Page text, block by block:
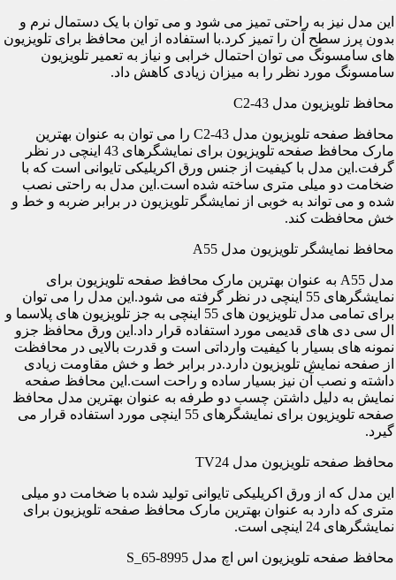
این مدل نیز به راحتی تمیز می شود و می توان با یک دستمال نرم و
بدون پرز سطح آن را تمیز کرد.با استفاده از این محافظ برای تلویزیون
های سامسونگ می توان احتمال خرابی و نیاز به تعمیر تلویزیون
سامسونگ مورد نظر را به میزان زیادی کاهش داد.
محافظ تلویزیون مدل C2-43
محافظ صفحه تلویزیون مدل C2-43 را می توان به عنوان بهترین
مارک محافظ صفحه تلویزیون برای نمایشگرهای 43 اینچی در نظر
گرفت.این مدل با کیفیت از جنس ورق اکریلیکی تایوانی است که با
ضخامت دو میلی متری ساخته شده است.این مدل به راحتی نصب
شده و می تواند به خوبی از نمایشگر تلویزیون در برابر ضربه و خط و
خش محافظت کند.
محافظ نمایشگر تلویزیون مدل A55
مدل A55 به عنوان بهترین مارک محافظ صفحه تلویزیون برای
نمایشگرهای 55 اینچی در نظر گرفته می شود.این مدل را می توان
برای تمامی مدل تلویزیون های 55 اینچی به جز تلویزیون های پلاسما و
ال سی دی های قدیمی مورد استفاده قرار داد.این ورق محافظ جزو
نمونه های بسیار با کیفیت وارداتی است و قدرت بالایی در محافظت
از صفحه نمایش تلویزیون دارد.در برابر خط و خش مقاومت زیادی
داشته و نصب آن نیز بسیار ساده و راحت است.این محافظ صفحه
نمایش به دلیل داشتن چسب دو طرفه به عنوان بهترین مدل محافظ
صفحه تلویزیون برای نمایشگرهای 55 اینچی مورد استفاده قرار می
گیرد.
محافظ صفحه تلویزیون مدل TV24
این مدل که از ورق اکریلیکی تایوانی تولید شده با ضخامت دو میلی
متری که دارد به عنوان بهترین مارک محافظ صفحه تلویزیون برای
نمایشگرهای 24 اینچی است.
محافظ صفحه تلویزیون اس اچ مدل S_65-8995